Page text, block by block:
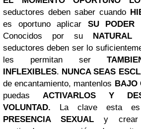
seductores deben saber cuando
es oportuno aplicar SU PODER
Conocidos por su NATURAL
seductores deben ser lo
les permitan ser
INFLEXIBLES. NUNCA SEAS
de encantamiento, mantenlos BAJO
puedas ACTIVARLOS Y
VOLUNTAD. La clave esta
PRESENCIA SEXUAL y crear